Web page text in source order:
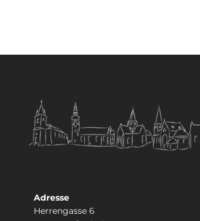
Adresse
Herrengasse 6